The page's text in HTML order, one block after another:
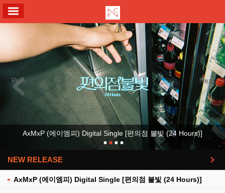
Previous Next
AxMxP (에이엠피) Digital Single [편의점 불빛 (24 Hours)]
NEW RELEASE
AxMxP (에이엠피) Digital Single [편의점 불빛 (24 Hours)]
더보기